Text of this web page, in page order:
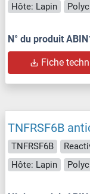
Hôte: Lapin
N° du produit
Fiche
TNFRSF6B
TNFRSF6B
Hôte: Lapin